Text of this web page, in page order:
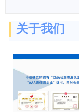
关于我们